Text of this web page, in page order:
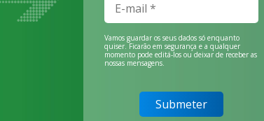
Vamos guardar os seus dados só enquanto
quiser. Ficarão em segurança e a qualquer
momento pode editá-los ou deixar de receber as
nossas mensagens.